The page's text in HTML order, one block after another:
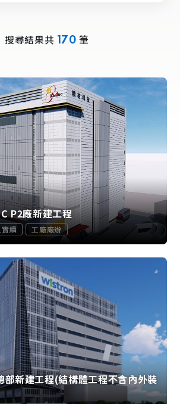
搜尋結果共 170 筆
P2廠新建工程
實績 工廠廠辦
部新建工程(結構體工程不含內外裝